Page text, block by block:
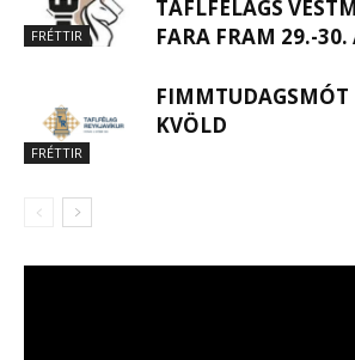
FRÉTTIR
TAFLFÉLAGS
FARA FRAM 29.-30.
FRÉTTIR
FIMMTUDAGSMÓT
KVÖLD